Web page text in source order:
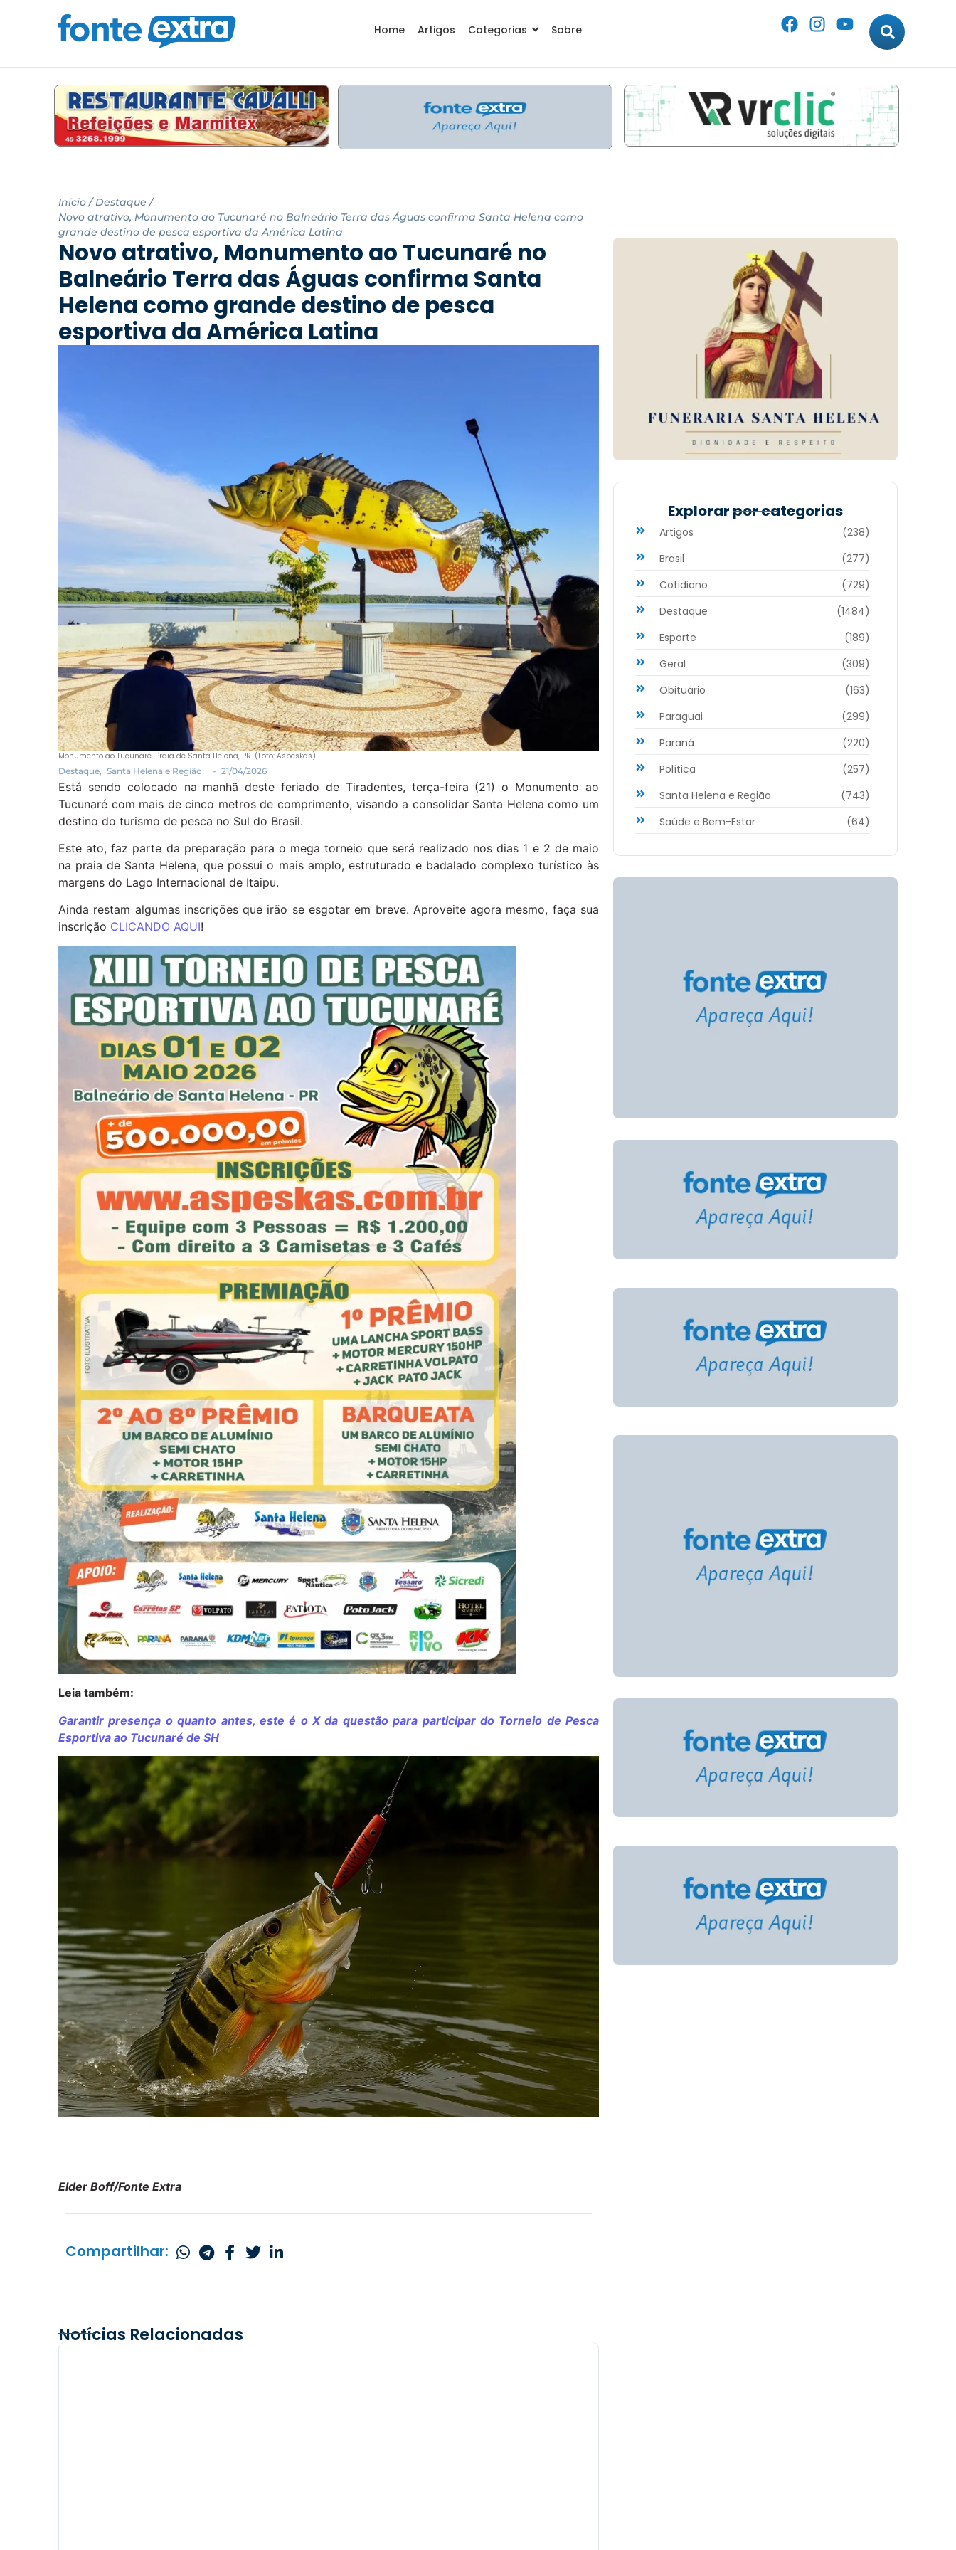
Home Artigos Categorias Sobre
Início / Destaque /
Novo atrativo, Monumento ao Tucunaré no Balneário Terra das Águas confirma Santa Helena como
grande destino de pesca esportiva da América Latina
Novo atrativo, Monumento ao Tucunaré no
Balneário Terra das Águas confirma Santa
Helena como grande destino de pesca
esportiva da América Latina
Monumento ao Tucunaré, Praia de Santa Helena, PR. (Foto: Aspeskas)
Destaque, Santa Helena e Região - 21/04/2026
Está sendo colocado na manhã deste feriado de Tiradentes, terça-feira (21) o Monumento ao
Tucunaré com mais de cinco metros de comprimento, visando a consolidar Santa Helena como um
destino do turismo de pesca no Sul do Brasil.
Este ato, faz parte da preparação para o mega torneio que será realizado nos dias 1 e 2 de maio
na praia de Santa Helena, que possui o mais amplo, estruturado e badalado complexo turístico às
margens do Lago Internacional de Itaipu.
Ainda restam algumas inscrições que irão se esgotar em breve. Aproveite agora mesmo, faça sua
inscrição CLICANDO AQUI!
Leia também:
Garantir presença o quanto antes, este é o X da questão para participar do Torneio de Pesca
Esportiva ao Tucunaré de SH
Elder Boff/Fonte Extra
Compartilhar:
Notícias Relacionadas
Explorar por categorias
Artigos
(238)
Brasil
(277)
Cotidiano
(729)
Destaque
(1484)
Esporte
(189)
Geral
(309)
Obituário
(163)
Paraguai
(299)
Paraná
(220)
Política
(257)
Santa Helena e Região
(743)
Saúde e Bem-Estar
(64)